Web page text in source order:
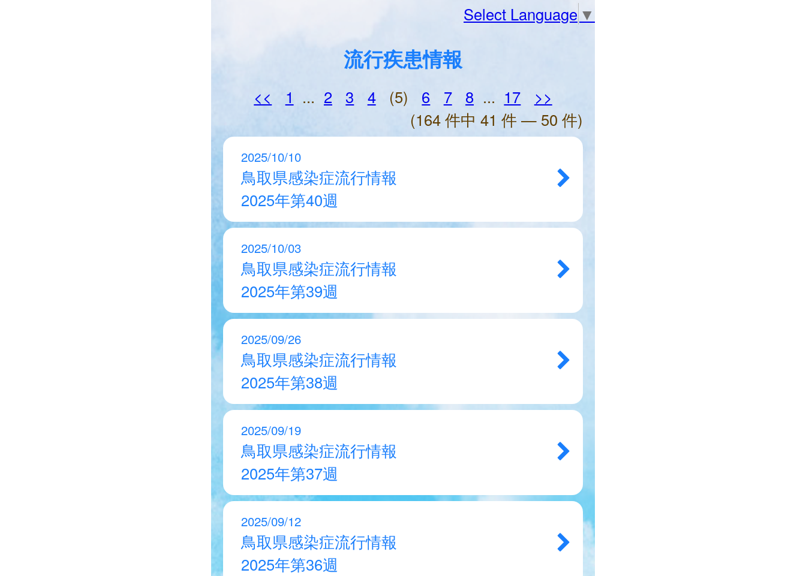
Select Language ▼
流行疾患情報
<< 1 ... 2 3 4 (5) 6 7 8 ... 17
>>
(164 件中 41 件 — 50 件)
2025/10/10
鳥取県感染症流行情報
2025年第40週
2025/10/03
鳥取県感染症流行情報
2025年第39週
2025/09/26
鳥取県感染症流行情報
2025年第38週
2025/09/19
鳥取県感染症流行情報
2025年第37週
2025/09/12
鳥取県感染症流行情報
2025年第36週